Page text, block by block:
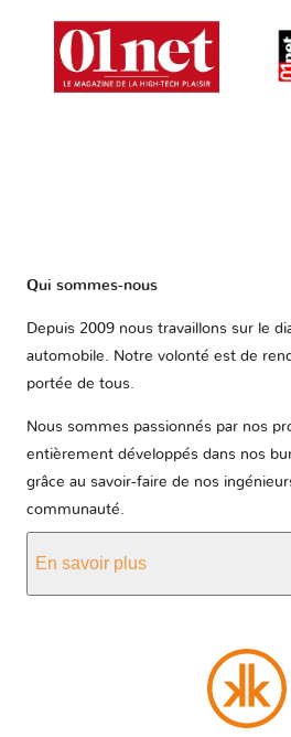
Qui sommes-nous
Depuis 2009 nous travaillons sur le
automobile. Notre volonté est de
portée de tous.
Nous sommes passionnés par nos
entièrement développés dans nos
grâce au savoir-faire de nos
communauté.
En savoir plus